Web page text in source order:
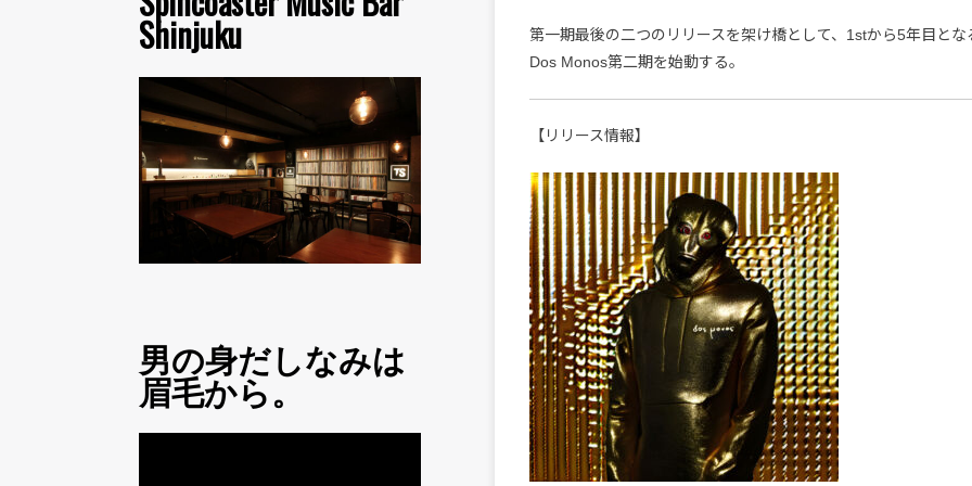
Shinjuku
男の身だしなみは
眉毛から。
第一期最後の二つのリリースを架け橋として、1stから5年目とな
Dos Monos第二期を始動する。
【リリース情報】